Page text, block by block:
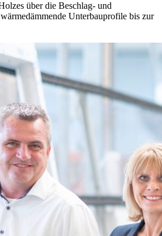
über die Beschlag- und
Unterbauprofile bis zur